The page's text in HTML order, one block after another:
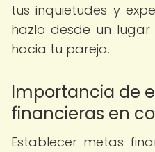
tus inquietudes y
hazlo desde un
hacia tu pareja.
Importancia de
financieras en
Establecer metas